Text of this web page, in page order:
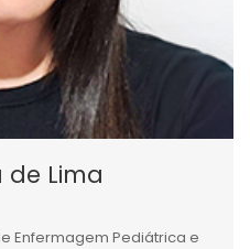
de Lima
Enfermagem Pediátrica e